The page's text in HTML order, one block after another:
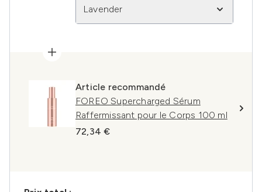
Lavender
Article recommandé
FOREO Supercharged Sérum
Raffermissant pour le Corps 100 ml
72,34 €